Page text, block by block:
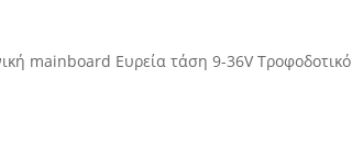
mainboard Ευρεία τάση 9-36V Τροφοδοτικό